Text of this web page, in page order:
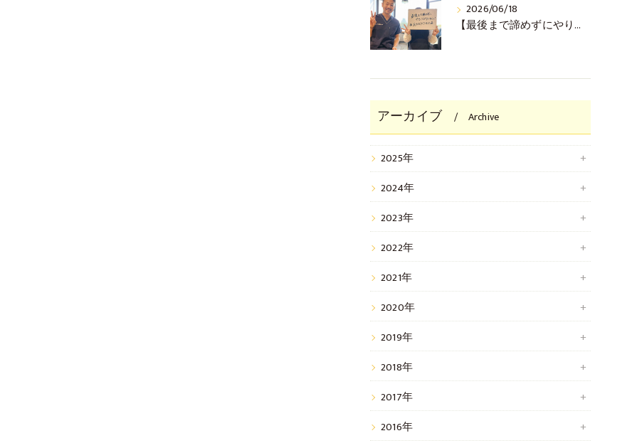
2026/06/18
【最後まで諦めずにやりきった！ご懐妊報告(^^♪】
アーカイブ Archive
2025年
2024年
2023年
2022年
2021年
2020年
2019年
2018年
2017年
2016年